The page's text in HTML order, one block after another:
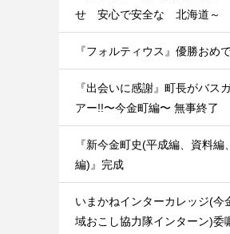
せ 安心で安全な 北海道～
『フォルティウス』優勝おめ
『出会いに感謝』町長がバス
アー!!〜今金町編〜 無事終了
『新今金町史(平成編、資料編
編)』完成
いまかねインターカレッジ(今
域おこし協力隊インターン)委